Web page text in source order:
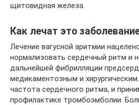
щитовидная железа.
Как лечат это
Лечение вагусной аритмии
нормализовать сердечный ритм и
дальнейшей фибрилляции
медикаментозным и
частота сердечного ритма, и
профилактике тромбоэмболии.